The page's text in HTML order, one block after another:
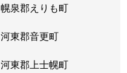
幌泉郡えりも町
河東郡音更町
河東郡上士幌町